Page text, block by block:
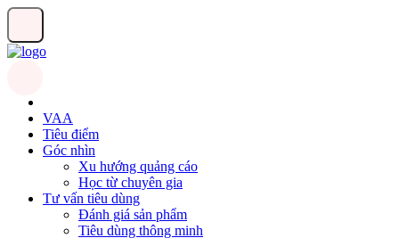
VAA
Tiêu điểm
Góc nhìn
Xu hướng quảng cáo
Học từ chuyên gia
Tư vấn tiêu dùng
Đánh giá sản phẩm
Tiêu dùng thông minh